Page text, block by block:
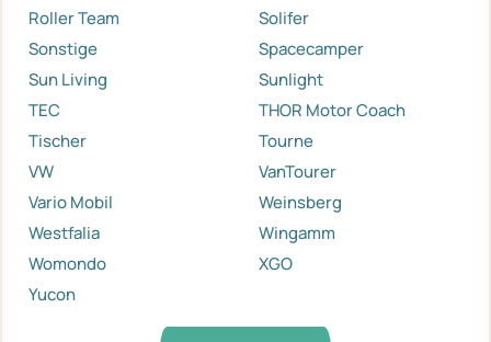
Roller Team
Solifer
Sonstige
Spacecamper
Sun Living
Sunlight
TEC
THOR Motor Coach
Tischer
Tourne
VW
VanTourer
Vario Mobil
Weinsberg
Westfalia
Wingamm
Womondo
XGO
Yucon